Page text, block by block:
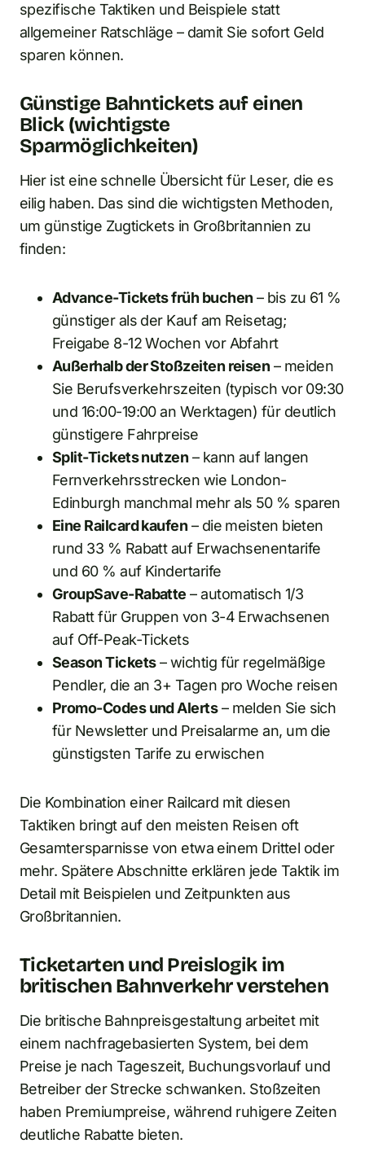
spezifische Taktiken und Beispiele statt
allgemeiner Ratschläge – damit Sie sofort Geld
sparen können.
Günstige Bahntickets auf einen
Blick (wichtigste
Sparmöglichkeiten)
Hier ist eine schnelle Übersicht für Leser, die es
eilig haben. Das sind die wichtigsten Methoden,
um günstige Zugtickets in Großbritannien zu
finden:
Advance-Tickets früh buchen – bis zu 61 %
günstiger als der Kauf am Reisetag;
Freigabe 8-12 Wochen vor Abfahrt
Außerhalb der Stoßzeiten reisen – meiden
Sie Berufsverkehrszeiten (typisch vor 09:30
und 16:00-19:00 an Werktagen) für deutlich
günstigere Fahrpreise
Split-Tickets nutzen – kann auf langen
Fernverkehrsstrecken wie London-
Edinburgh manchmal mehr als 50 % sparen
Eine Railcard kaufen – die meisten bieten
rund 33 % Rabatt auf Erwachsenentarife
und 60 % auf Kindertarife
GroupSave-Rabatte – automatisch 1/3
Rabatt für Gruppen von 3-4 Erwachsenen
auf Off-Peak-Tickets
Season Tickets– wichtig für regelmäßige
Pendler, die an 3+ Tagen pro Woche reisen
Promo-Codes und Alerts– melden Sie sich
für Newsletter und Preisalarme an, um die
günstigsten Tarife zu erwischen
Die Kombination einer Railcard mit diesen
Taktiken bringt auf den meisten Reisen oft
Gesamtersparnisse von etwa einem Drittel oder
mehr. Spätere Abschnitte erklären jede Taktik im
Detail mit Beispielen und Zeitpunkten aus
Großbritannien.
Ticketarten und Preislogik im
britischen Bahnverkehr verstehen
Die britische Bahnpreisgestaltung arbeitet mit
einem nachfragebasierten System, bei dem
Preise je nach Tageszeit, Buchungsvorlauf und
Betreiber der Strecke schwanken. Stoßzeiten
haben Premiumpreise, während ruhigere Zeiten
deutliche Rabatte bieten.